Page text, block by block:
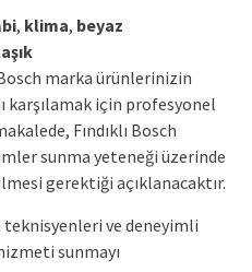
, klima, beyaz
marka ürünlerinizin
karşılamak için profesyonel
Fındıklı Bosch
sunma yeteneği üzerinde
gerektiği açıklanacaktır.
teknisyenleri ve deneyimli
sunmayı